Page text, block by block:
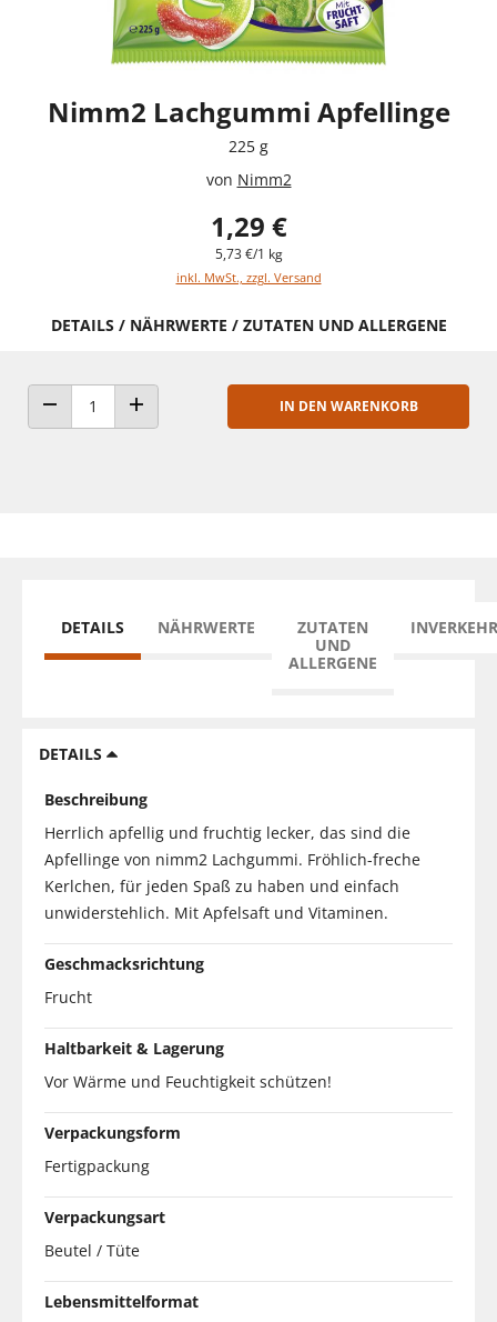
Nimm2 Lachgummi Apfellinge
225 g
von Nimm2
1,29 €
5,73 €/1 kg
inkl. MwSt., zzgl. Versand
DETAILS / NÄHRWERTE / ZUTATEN UND ALLERGENE
ANZAHL VERRINGERNANZAHL ERHÖHEN
IN DEN WARENKORB
DETAILS NÄHRWERTE
ZUTATEN
UND
ALLERGENE
DETAILS
Beschreibung
Herrlich apfellig und fruchtig lecker, das sind die
Apfellinge von nimm2 Lachgummi. Fröhlich-freche
Kerlchen, für jeden Spaß zu haben und einfach
unwiderstehlich. Mit Apfelsaft und Vitaminen.
Geschmacksrichtung
Frucht
Haltbarkeit & Lagerung
Vor Wärme und Feuchtigkeit schützen!
Verpackungsform
Fertigpackung
Verpackungsart
Beutel / Tüte
Lebensmittelformat